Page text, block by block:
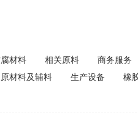
材料 相关原料 商务服务
原材料及辅料 生产设备 橡